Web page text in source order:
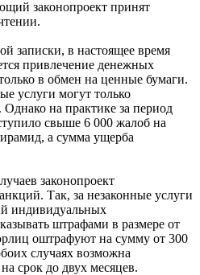
законопроект принят
записки, в настоящее время
привлечение денежных
в обмен на ценные бумаги.
услуги могут только
на практике за период
свыше 6 000 жалоб на
а сумма ущерба
законопроект
Так, за незаконные услуги
индивидуальных
штрафами в размере от
оштрафуют на сумму от 300
случаях возможна
срок до двух месяцев.